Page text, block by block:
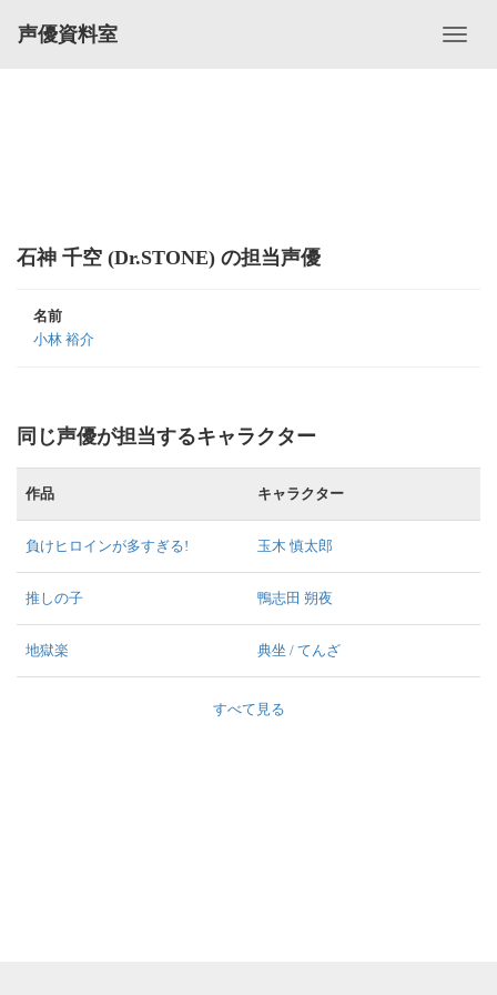
声優資料室
石神 千空 (Dr.STONE) の担当声優
名前
小林 裕介
同じ声優が担当するキャラクター
作品 キャラクター
負けヒロインが多すぎる! 玉木 慎太郎
推しの子 鴨志田 朔夜
地獄楽 典坐 / てんざ
すべて見る